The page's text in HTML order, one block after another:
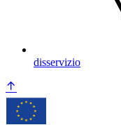
disservizio